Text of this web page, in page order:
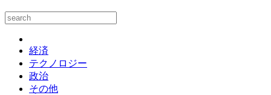
経済
テクノロジー
政治
その他